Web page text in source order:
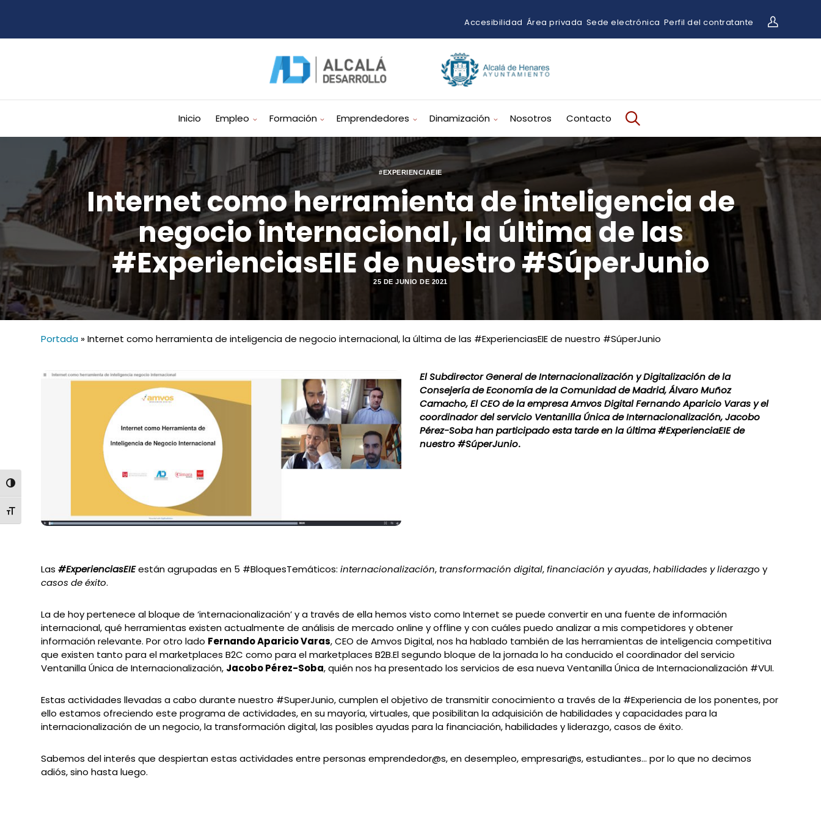
ALTERNAR ALTO CONTRASTE
ALTERNAR TAMAÑO DE LETRA
Accesibilidad Área privada Sede electrónica Perfil del contratante
Inicio Empleo Formación Emprendedores Dinamización Nosotros Contacto
#EXPERIENCIAEIE
Internet como herramienta de inteligencia de
negocio internacional, la última de las
#ExperienciasEIE de nuestro #SúperJunio
25 DE JUNIO DE 2021
Portada »Internet como herramienta de inteligencia de negocio internacional, la última de las #ExperienciasEIE de nuestro #SúperJunio
El Subdirector General de Internacionalización y Digitalización de la
Consejería de Economía de la Comunidad de Madrid, Álvaro Muñoz
Camacho, El CEO de la empresa Amvos Digital Fernando Aparicio Varas y el
coordinador del servicio Ventanilla Única de Internacionalización, Jacobo
Pérez-Soba han participado esta tarde en la última #ExperienciaEIE de
nuestro #SúperJunio.
Las#ExperienciasEIEestán agrupadas en 5 #BloquesTemáticos:internacionalización, transformación digital,financiación y ayudas,habilidades y liderazgo y
casos de éxito.
La de hoy pertenece al bloque de ‘internacionalización’ y a través de ella hemos visto como Internet se puede convertir en una fuente de información
internacional, qué herramientas existen actualmente de análisis de mercado online y offline y con cuáles puedo analizar a mis competidores y obtener
información relevante. Por otro lado Fernando Aparicio Varas, CEO de Amvos Digital, nos ha hablado también de las herramientas de inteligencia competitiva
que existen tanto para el marketplaces B2C como para el marketplaces B2B.El segundo bloque de la jornada lo ha conducido el coordinador del servicio
Ventanilla Única de Internacionalización, Jacobo Pérez-Soba, quién nos ha presentado los servicios de esa nueva Ventanilla Única de Internacionalización #VUI.
Estas actividades llevadas a cabo durante nuestro #SuperJunio, cumplen el objetivo de transmitir conocimiento a través de la #Experiencia de los ponentes, por
ello estamos ofreciendo este programa de actividades, en su mayoría, virtuales, que posibilitan la adquisición de habilidades y capacidades para la
internacionalización de un negocio, la transformación digital, las posibles ayudas para la financiación, habilidades y liderazgo, casos de éxito.
Sabemos del interés que despiertan estas actividades entre personas emprendedor@s, en desempleo, empresari@s, estudiantes… por lo que no decimos
adiós, sino hasta luego.